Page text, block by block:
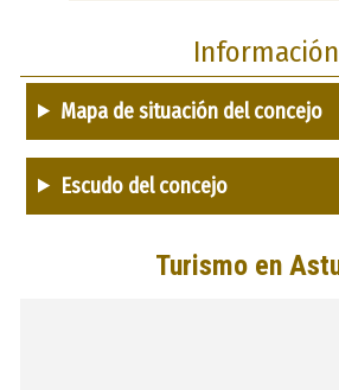
Información
Mapa de situación del concejo
Escudo del concejo